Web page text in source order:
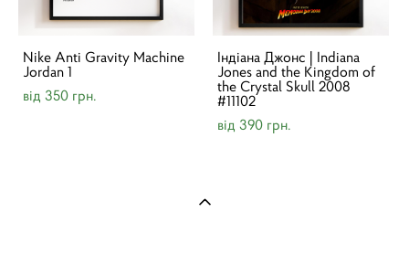
Nike Anti Gravity Machine
Jordan 1
від 350 грн.
Індіана Джонс | Indiana
Jones and the Kingdom of
the Crystal Skull 2008
#11102
від 390 грн.